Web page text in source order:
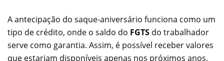
A antecipação do saque-aniversário funciona como um
tipo de crédito, onde o saldo do FGTS do trabalhador
serve como garantia. Assim, é possível receber valores
que estariam disponíveis apenas nos próximos anos,